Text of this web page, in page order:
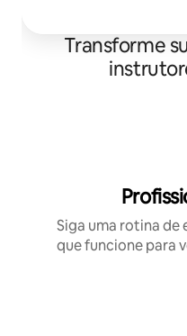
Transforme
Siga uma rotina de
que funcione para